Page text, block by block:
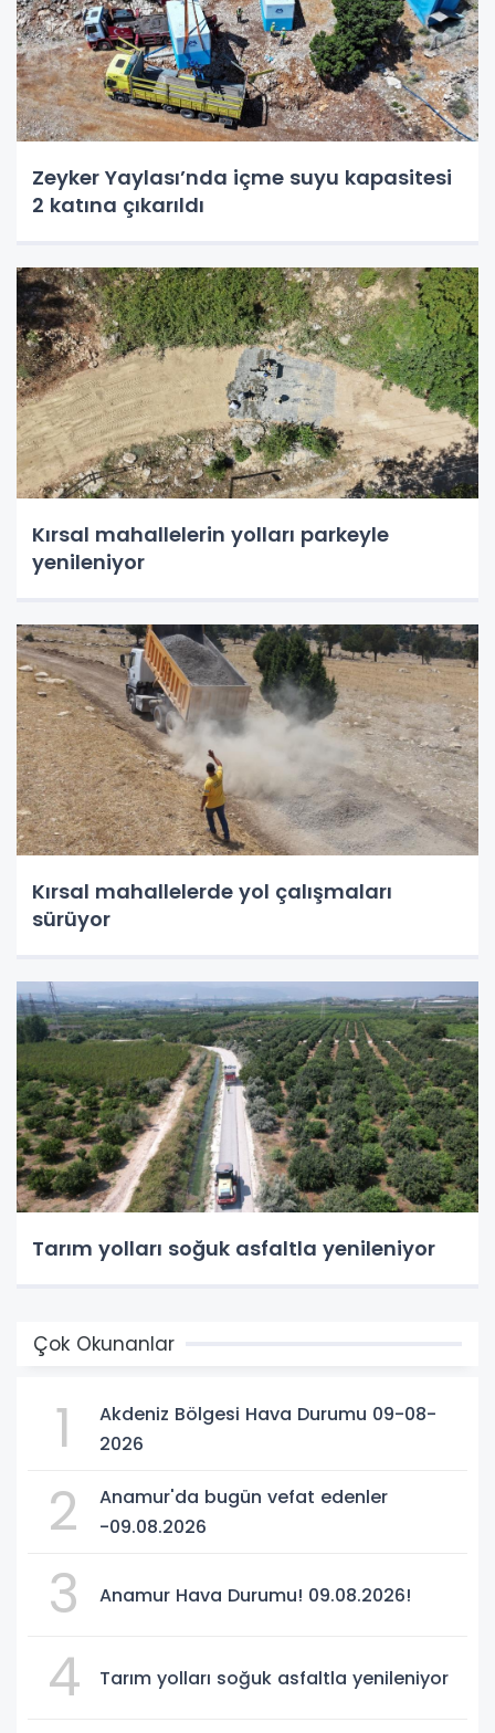
Zeyker Yaylası’nda içme suyu kapasitesi
2 katına çıkarıldı
Kırsal mahallelerin yolları parkeyle
yenileniyor
Kırsal mahallelerde yol çalışmaları
sürüyor
Tarım yolları soğuk asfaltla yenileniyor
Çok Okunanlar
1
Akdeniz Bölgesi Hava Durumu 09-08-
2026
2
Anamur'da bugün vefat edenler
-09.08.2026
3 Anamur Hava Durumu! 09.08.2026!
4 Tarım yolları soğuk asfaltla yenileniyor